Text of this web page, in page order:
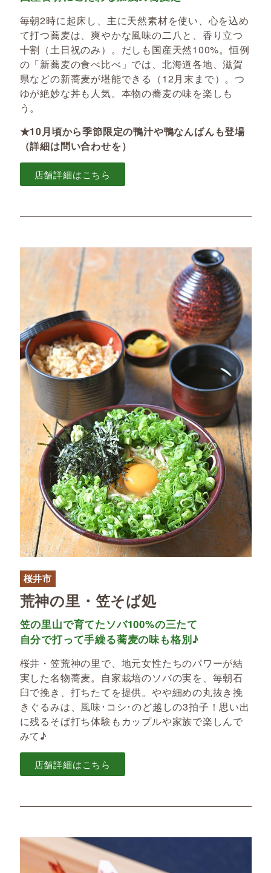
毎朝2時に起床し、主に天然素材を使い、心を込め
て打つ蕎麦は、爽やかな風味の二八と、香り立つ
十割（土日祝のみ）。だしも国産天然100%。恒例
の「新蕎麦の食べ比べ」では、北海道各地、滋賀
県などの新蕎麦が堪能できる（12月末まで）。つ
ゆが絶妙な丼も人気。本物の蕎麦の味を楽しも
う。
★10月頃から季節限定の鴨汁や鴨なんばんも登場
（詳細は問い合わせを）
店舗詳細はこちら
桜井市
荒神の里・笠そば処
笠の里山で育てたソバ100%の三たて
自分で打って手繰る蕎麦の味も格別♪
桜井・笠荒神の里で、地元女性たちのパワーが結
実した名物蕎麦。自家栽培のソバの実を、毎朝石
臼で挽き、打ちたてを提供。やや細めの丸抜き挽
きぐるみは、風味･コシ･のど越しの3拍子！思い出
に残るそば打ち体験もカップルや家族で楽しんで
みて♪
店舗詳細はこちら